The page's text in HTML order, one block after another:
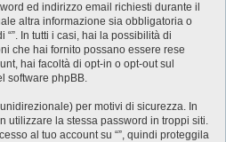
ed indirizzo email richiesti durante il
altra informazione sia obbligatoria o
In tutti i casi, hai la possibilità di
che hai fornito possano essere rese
hai facoltà di opt-in o opt-out sul
software phpBB.
per motivi di sicurezza. In
utilizzare la stessa password in troppi siti.
al tuo account su “”, quindi proteggila